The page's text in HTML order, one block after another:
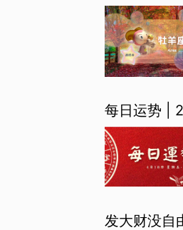
每日运势 |
发大财没自